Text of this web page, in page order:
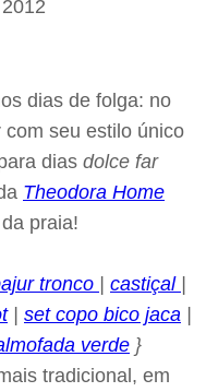
dias de folga: no
seu estilo único
dias dolce far
Theodora Home
praia!
tronco castiçal
| set copo bico jaca
verde }
tradicional, em